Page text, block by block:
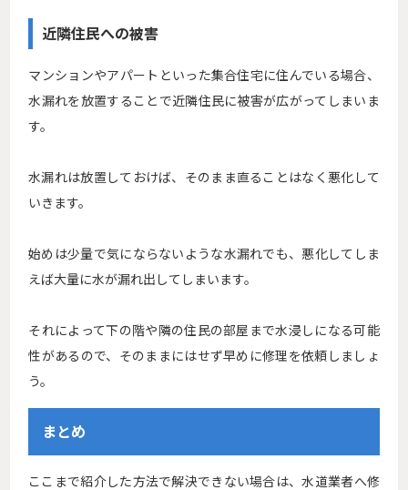
近隣住民への被害
マンションやアパートといった集合住宅に住んでいる場合、
水漏れを放置することで近隣住民に被害が広がってしまいま
す。
水漏れは放置しておけば、そのまま直ることはなく悪化して
いきます。
始めは少量で気にならないような水漏れでも、悪化してしま
えば大量に水が漏れ出してしまいます。
それによって下の階や隣の住民の部屋まで水浸しになる可能
性があるので、そのままにはせず早めに修理を依頼しましょ
う。
まとめ
ここまで紹介した方法で解決できない場合は、水道業者へ修